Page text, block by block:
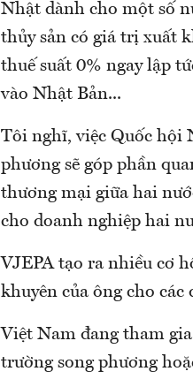
Nhật dành cho một số
thủy sản có giá trị xuất
thuế suất 0% ngay lập
vào Nhật Bản...
Tôi nghĩ, việc Quốc hội
phương sẽ góp phần
thương mại giữa hai
cho doanh nghiệp hai
VJEPA tạo ra nhiều cơ
khuyên của ông cho
Việt Nam đang tham
trường song phương